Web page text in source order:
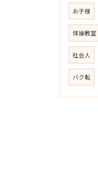
お子様
体操教室
社会人
バク転